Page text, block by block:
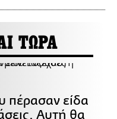
ΤΩΡΑ
πέρασαν είδα
Αυτή θα